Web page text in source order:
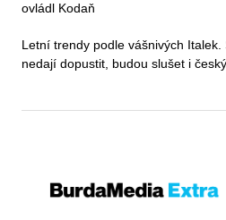
ovládl Kodaň
Letní trendy podle vášnivých
nedají dopustit, budou slušet i